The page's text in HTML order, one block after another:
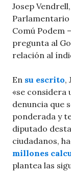
Josep
Parlamentario
Comú Podem
pregunta al
relación al
En su escrito,
«se considera
denuncia que
ponderada y
diputado
ciudadanos,
millones
plantea las